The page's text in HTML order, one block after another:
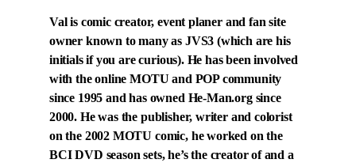
Val is comic creator, event planer and fan site
owner known to many as JVS3 (which are his
initials if you are curious). He has been involved
with the online MOTU and POP community
since 1995 and has owned He-Man.org since
2000. He was the publisher, writer and colorist
on the 2002 MOTU comic, he worked on the
BCI DVD season sets, he’s the creator of and a